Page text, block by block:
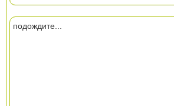
подождите...